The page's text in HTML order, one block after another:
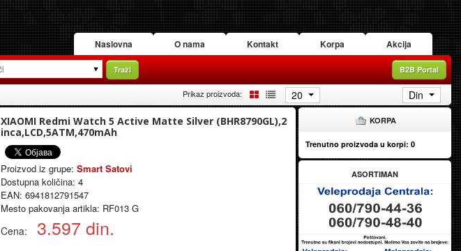
Naslovna O nama Kontakt Korpa Akcija
Traži B2B Portal
Prikaz proizvoda: 20 Din
XIAOMI Redmi Watch 5 Active Matte Silver (BHR8790GL),2
inca,LCD,5ATM,470mAh
Proizvod iz grupe: Smart Satovi
Dostupna količina: 4
EAN: 6941812791547
Mesto pakovanja artikla: RF013 G
Cena: 3.597 din.
KORPA
Trenutno proizvoda u korpi: 0
ASORTIMAN